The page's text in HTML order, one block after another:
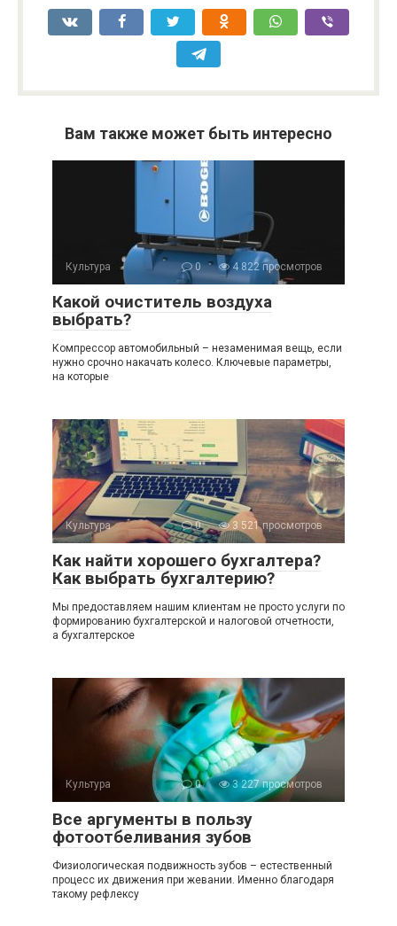
Вам также может быть интересно
Культура 0 4 822 просмотров
Какой очиститель воздуха
выбрать?
Компрессор автомобильный – незаменимая вещь, если
нужно срочно накачать колесо. Ключевые параметры,
на которые
Культура 0 3 521 просмотров
Как найти хорошего бухгалтера?
Как выбрать бухгалтерию?
Мы предоставляем нашим клиентам не просто услуги по
формированию бухгалтерской и налоговой отчетности,
а бухгалтерское
Культура 0 3 227 просмотров
Все аргументы в пользу
фотоотбеливания зубов
Физиологическая подвижность зубов – естественный
процесс их движения при жевании. Именно благодаря
такому рефлексу